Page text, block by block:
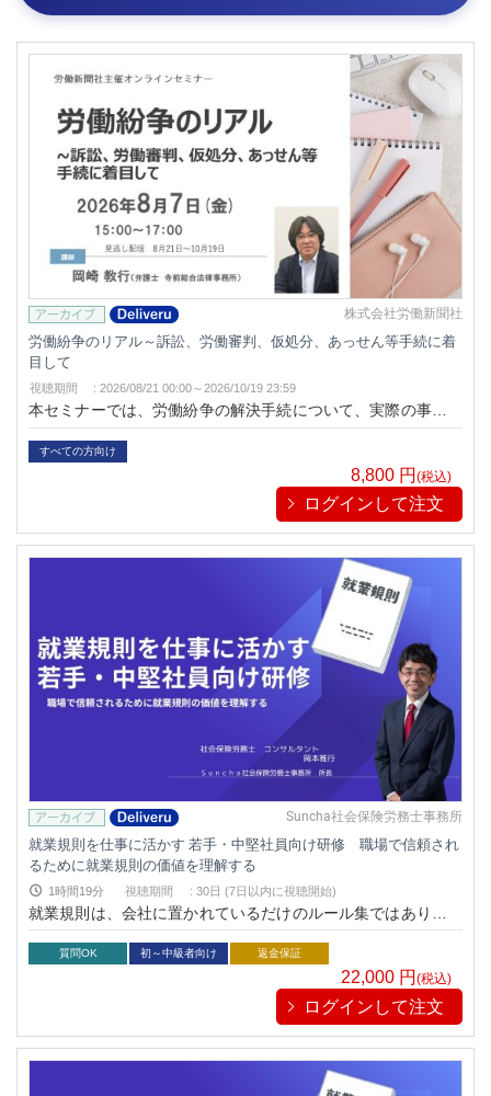
株式会社労働新聞社
労働紛争のリアル～訴訟、労働審判、仮処分、あっせん等手続に着
目して
視聴期間 :2026/08/21 00:00～2026/10/19 23:59
本セミナーでは、労働紛争の解決手続について、実際の事例や
現場感覚を交えながら、 ●何を優先すべきなのか ●どの手
続が企業にとって負担が大きいのか ●何をやってはいけない
のか ●どこで対応を誤ると危険なのか ●社労士・企業担当
者として何を押さえるべきか を、実務目線で分かりやすく解説
すべての方向け
8,800 円(税込)
ログインして注文
Suncha社会保険労務士事務所
就業規則を仕事に活かす 若手・中堅社員向け研修 職場で信頼され
るために就業規則の価値を理解する
1時間19分 視聴期間 : 30日 (7日以内に視聴開始)
就業規則は、会社に置かれているだけのルール集ではありませ
ん。迷ったときの判断基準として活用することで、自己判断に
よるトラブルを防ぎ、上司や同僚から信頼される行動につなが
ります。本講座では、若手・中堅社員が就業規則を仕事に活か
質問OK 初～中級者向け 返金保証
22,000 円 (税込)
ログインして注文